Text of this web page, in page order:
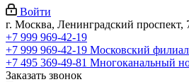
Войти
г. Москва, Ленинградский проспект,
+7 999 969-42-19
+7 999 969-42-19 Московский филиал
+7 495 369-49-81 Многоканальный
Заказать звонок